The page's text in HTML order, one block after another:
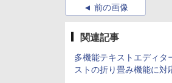
前の画像
関連記事
多機能テキストエディタ
ストの折り畳み機能に対